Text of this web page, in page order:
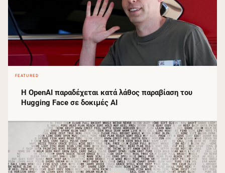
FEATURED
Η OpenAI παραδέχεται κατά λάθος παραβίαση του
Hugging Face σε δοκιμές AI